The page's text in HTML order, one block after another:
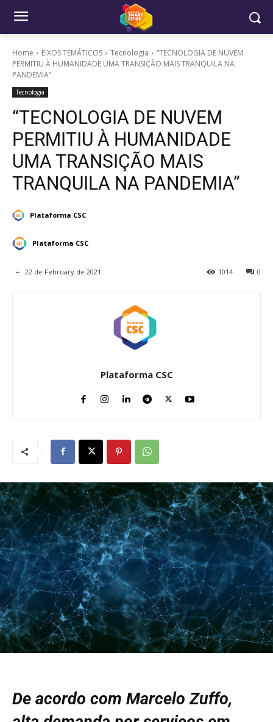
Home EIXOS TEMÁTICOS Tecnologia
“TECNOLOGIA DE NUVEM
PERMITIU À HUMANIDADE UMA TRANSIÇÃO MAIS TRANQUILA NA
PANDEMIA”
Tecnologia
“TECNOLOGIA DE NUVEM
PERMITIU À HUMANIDADE
UMA TRANSIÇÃO MAIS
TRANQUILA NA PANDEMIA”
Plataforma CSC
Plataforma CSC
22 de February de 2021 0
1014
Plataforma CSC
De acordo com Marcelo Zuffo,